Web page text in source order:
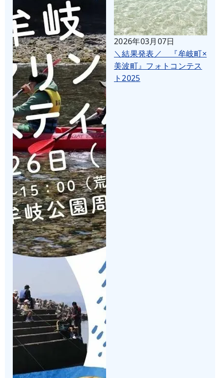
2026年03月07日
＼結果発表／ 『牟岐町×
美波町』フォトコンテス
ト2025